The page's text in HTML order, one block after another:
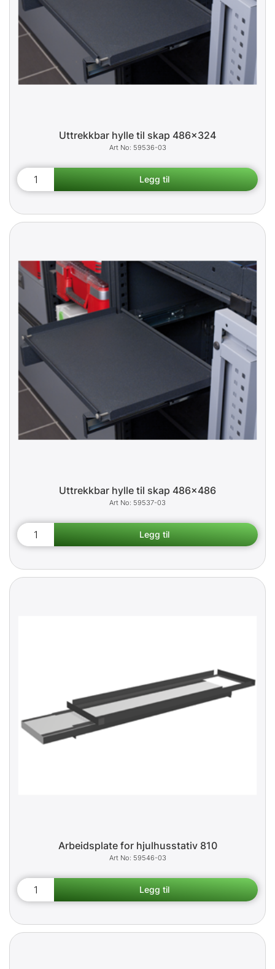
Uttrekkbar hylle til skap 486x324
59536-03
Uttrekkbar hylle til skap 486x486
59537-03
Arbeidsplate for hjulhusstativ 810
59546-03